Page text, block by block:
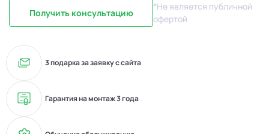
Получить консультацию
*Не является публичной
офертой
3 подарка за заявку с сайта
Гарантия на монтаж 3 года